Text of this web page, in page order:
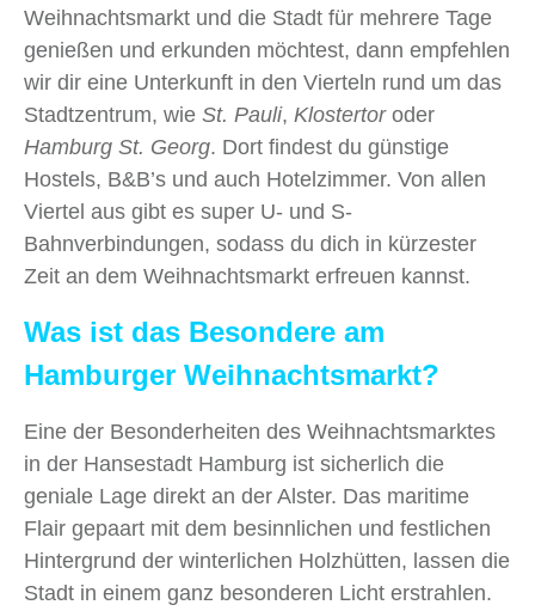
Weihnachtsmarkt und die Stadt für mehrere Tage
genießen und erkunden möchtest, dann empfehlen
wir dir eine Unterkunft in den Vierteln rund um das
Stadtzentrum, wie St. Pauli, Klostertoroder
Hamburg St. Georg. Dort findest du günstige
Hostels, B&B’s und auch Hotelzimmer. Von allen
Viertel aus gibt es super U- und S-
Bahnverbindungen, sodass du dich in kürzester
Zeit an dem Weihnachtsmarkt erfreuen kannst.
Was ist das Besondere am
Hamburger Weihnachtsmarkt?
Eine der Besonderheiten des Weihnachtsmarktes
in der Hansestadt Hamburg ist sicherlich die
geniale Lage direkt an der Alster. Das maritime
Flair gepaart mit dem besinnlichen und festlichen
Hintergrund der winterlichen Holzhütten, lassen die
Stadt in einem ganz besonderen Licht erstrahlen.